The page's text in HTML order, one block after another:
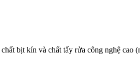
bịt kín và chất tẩy rửa công nghệ cao